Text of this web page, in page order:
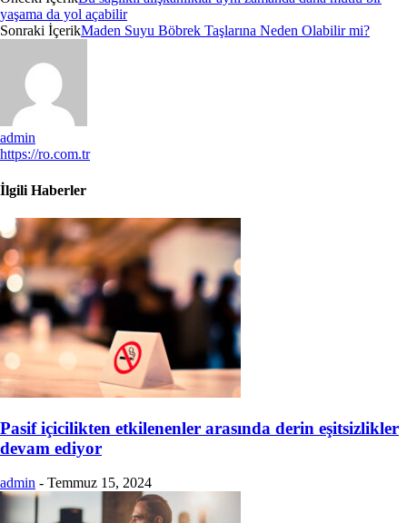
yaşama da yol açabilir
Sonraki İçerikMaden Suyu Böbrek Taşlarına Neden Olabilir mi?
admin
https://ro.com.tr
İlgili Haberler
Pasif içicilikten etkilenenler arasında derin eşitsizlikler
devam ediyor
admin - Temmuz 15, 2024